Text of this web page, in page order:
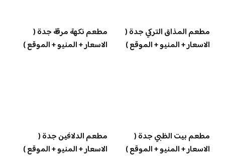
مطعم المذاق التركي جدة (
الاسعار + المنيو + الموقع )
مطعم نكهة مرقة جدة (
الاسعار + المنيو + الموقع )
مطعم بيت الظبي جدة (
الاسعار + المنيو + الموقع )
مطعم الدلافين جدة (
الاسعار + المنيو + الموقع )